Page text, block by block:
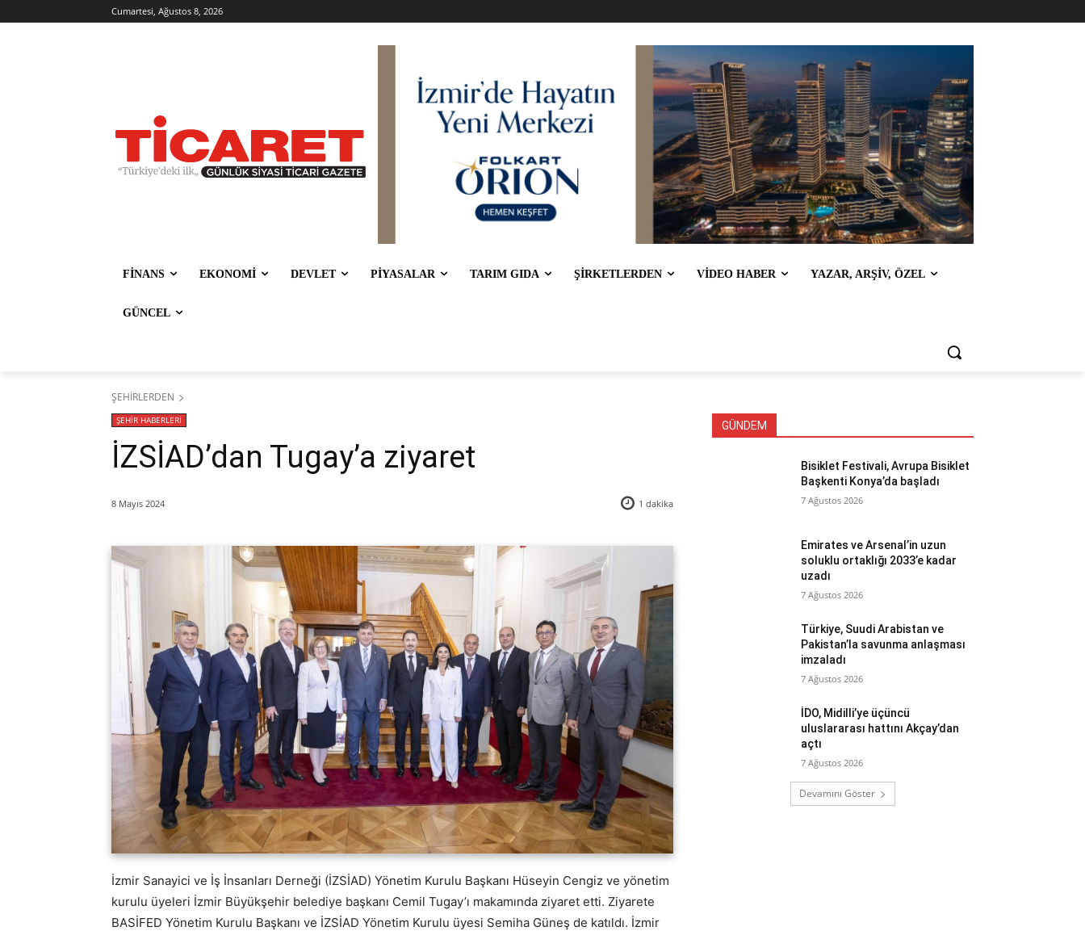
Cumartesi, Ağustos 8, 2026
FİNANS EKONOMİ DEVLET PİYASALAR TARIM GIDA ŞİRKETLERDEN VİDEO HABER YAZAR, ARŞİV, ÖZEL
GÜNCEL
ŞEHİRLERDEN
ŞEHİR HABERLERİ
İZSİAD’dan Tugay’a ziyaret
8 Mayıs 2024 1 dakika
İzmir Sanayici ve İş İnsanları Derneği (İZSİAD) Yönetim Kurulu Başkanı Hüseyin Cengiz ve yönetim
kurulu üyeleri İzmir Büyükşehir belediye başkanı Cemil Tugay’ı makamında ziyaret etti. Ziyarete
BASİFED Yönetim Kurulu Başkanı ve İZSİAD Yönetim Kurulu üyesi Semiha Güneş de katıldı. İzmir
GÜNDEM
Bisiklet Festivali, Avrupa Bisiklet
Başkenti Konya’da başladı
7 Ağustos 2026
Emirates ve Arsenal’in uzun
soluklu ortaklığı 2033’e kadar
uzadı
7 Ağustos 2026
Türkiye, Suudi Arabistan ve
Pakistan’la savunma anlaşması
imzaladı
7 Ağustos 2026
İDO, Midilli’ye üçüncü
uluslararası hattını Akçay’dan
açtı
7 Ağustos 2026
Devamını Göster